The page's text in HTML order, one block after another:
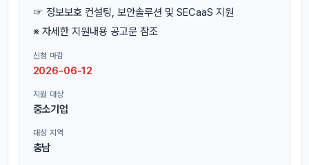
☞ 정보보호 컨설팅, 보안솔루션 및 SECaaS 지원
※ 자세한 지원내용 공고문 참조
신청 마감
2026-06-12
지원 대상
중소기업
대상 지역
충남